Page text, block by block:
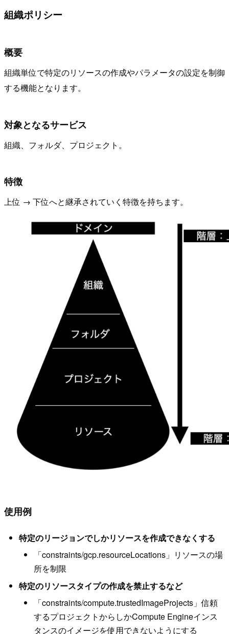
組織ポリシー
概要
組織単位で特定のリソースの作成やパラメータの設定を制御
する機能となります。
対象となるサービス
組織、フォルダ、プロジェクト。
特徴
上位 → 下位へと継承されていく特徴を持ちます。
使用例
特定のリージョンでしかリソースを作成できなくする
「constraints/gcp.resourceLocations」リソースの場
所を制限
特定のリソースタイプの作成を禁止するなど
「constraints/compute.trustedImageProjects」信頼
するプロジェクトからしかCompute Engineインス
タンスのイメージを使用できないようにする